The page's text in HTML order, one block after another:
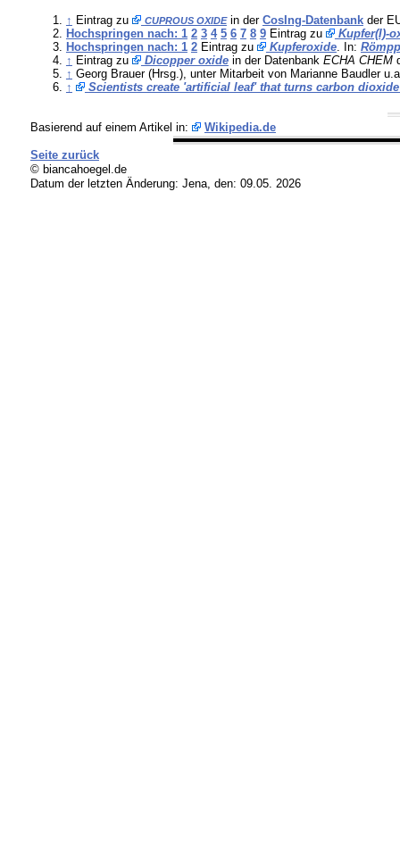
↑ Eintrag zu CUPROUS OXIDEin der CosIng-Datenbankder
Hochspringen nach: 1 2 3 4 5 6 7 8 9Eintrag zu
Kupfer(I)-
Hochspringen nach: 1 2Eintrag zu Kupferoxide. In:
↑ Eintrag zu Dicopper oxidein der Datenbank ECHA CHEM
↑ Georg Brauer (Hrsg.), unter Mitarbeit von Marianne Baudler
↑
Scientists create 'artificial leaf' that turns carbon
Basierend auf einem Artikel in: Wikipedia.de
Seite zurück
© biancahoegel.de
Datum der letzten Änderung: Jena, den: 09.05. 2026